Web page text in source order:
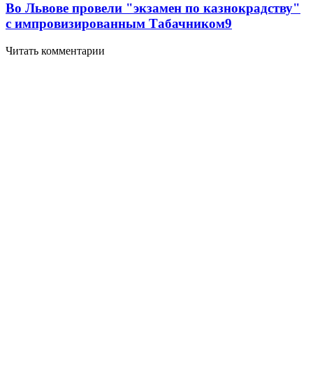
Во Львове провели "экзамен по казнокрадству"
с импровизированным Табачником9
Читать комментарии